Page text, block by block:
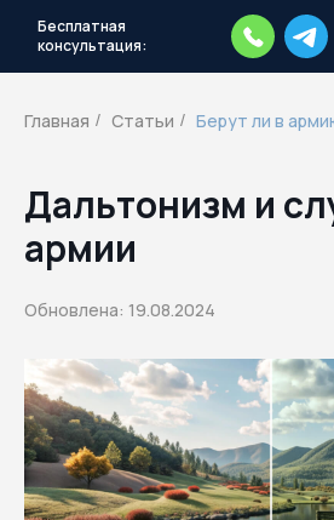
Бесплатная
консультация:
Главная / Статьи / Берут ли в
Дальтонизм и
армии
Обновлена: 19.08.2024
каждый день.
действий